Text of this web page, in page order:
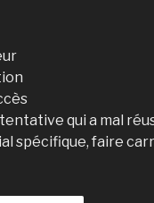
qui a mal
spécifique, faire